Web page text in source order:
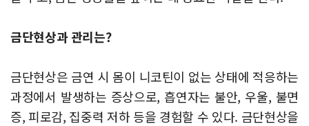
금단현상과 관리는?
금단현상은 금연 시 몸이 니코틴이 없는 상태에 적응하는
과정에서 발생하는 증상으로, 흡연자는 불안, 우울, 불면
증, 피로감, 집중력 저하 등을 경험할 수 있다. 금단현상을